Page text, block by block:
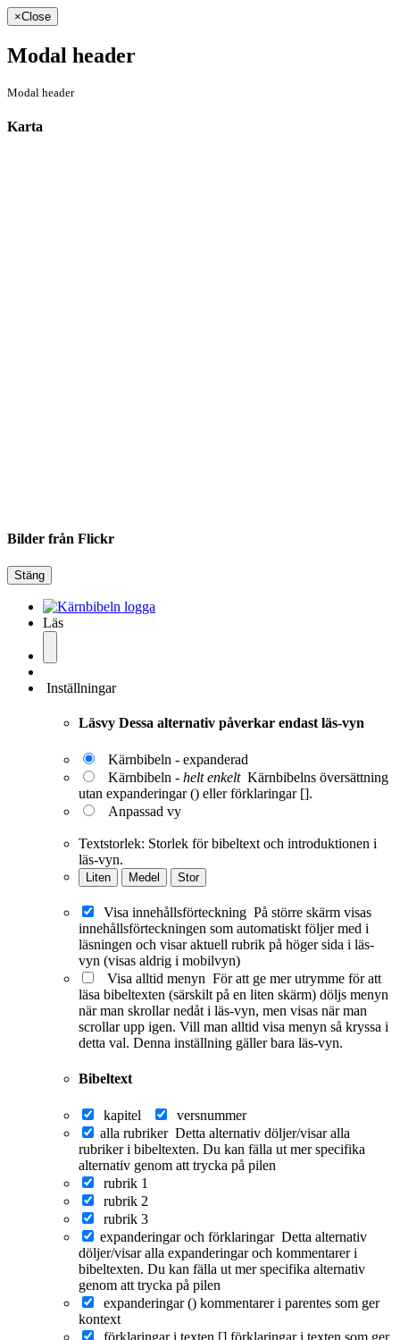
×Close
Modal header
Modal header
Karta
Bilder från Flickr
Stäng
Läs
Inställningar
Läsvy Dessa alternativ påverkar endast läs-vyn
Kärnbibeln - expanderad
Kärnbibeln - helt enkelt Kärnbibelns översättning
utan expanderingar () eller förklaringar [].
Anpassad vy
Textstorlek: Storlek för bibeltext och introduktionen i
läs-vyn.
Liten Medel Stor
Visa innehållsförteckning På större skärm visas
innehållsförteckningen som automatiskt följer med i
läsningen och visar aktuell rubrik på höger sida i läs-
vyn (visas aldrig i mobilvyn)
Visa alltid menyn För att ge mer utrymme för att
läsa bibeltexten (särskilt på en liten skärm) döljs menyn
när man skrollar nedåt i läs-vyn, men visas när man
scrollar upp igen. Vill man alltid visa menyn så kryssa i
detta val. Denna inställning gäller bara läs-vyn.
Bibeltext
kapitel
versnummer
alla rubriker Detta alternativ döljer/visar alla
rubriker i bibeltexten. Du kan fälla ut mer specifika
alternativ genom att trycka på pilen
rubrik 1
rubrik 2
rubrik 3
expanderingar och förklaringar Detta alternativ
döljer/visar alla expanderingar och kommentarer i
bibeltexten. Du kan fälla ut mer specifika alternativ
genom att trycka på pilen
expanderingar () kommentarer i parentes som ger
kontext
förklaringar i texten [] förklaringar i texten som ger